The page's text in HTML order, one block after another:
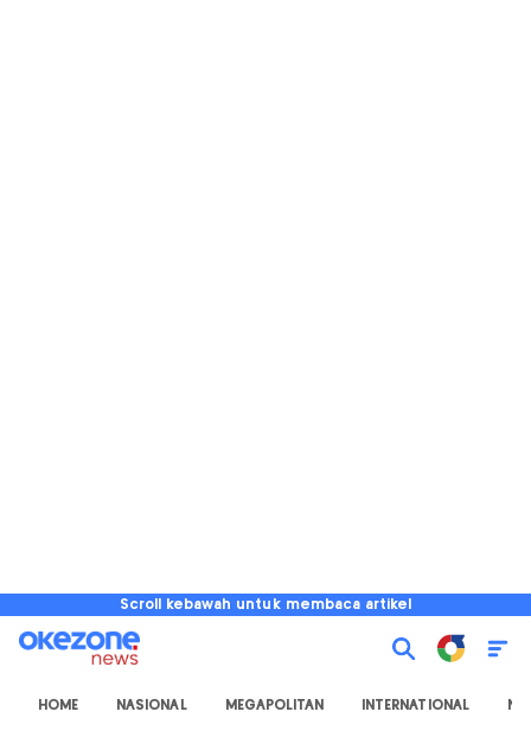
Scroll kebawah untuk membaca artikel
HOME NASIONAL MEGAPOLITAN INTERNATIONAL